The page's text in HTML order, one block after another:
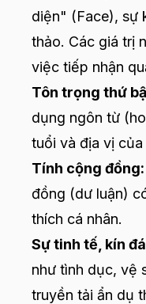
diện" (Face), sự
thảo. Các giá trị
việc tiếp nhận
Tôn trọng thứ
dụng ngôn từ
tuổi và địa vị
Tính cộng đồng:
đồng (dư luận)
thích cá nhân.
Sự tinh tế, kín
như tình dục, vệ
truyền tải ẩn dụ